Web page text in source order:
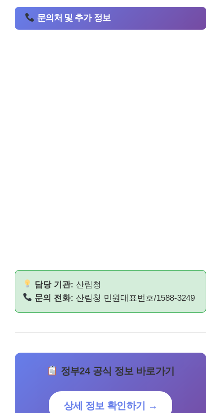
문의처 및 추가 정보
담당 기관: 산림청
문의 전화: 산림청 민원대표번호/1588-3249
정부24 공식 정보 바로가기
상세 정보 확인하기 →